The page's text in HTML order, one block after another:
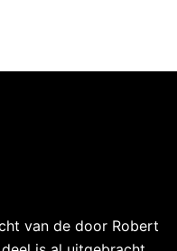
van de door Robert